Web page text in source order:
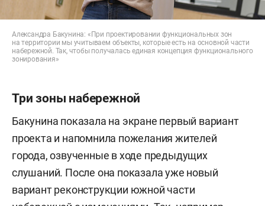
Александра Бакунина: «При проектировании функциональных зон
на территории мы учитываем объекты, которые есть на основной части
набережной. Так, чтобы получалась единая концепция функционального
зонирования»
Три зоны набережной
Бакунина показала на экране первый вариант
проекта и напомнила пожелания жителей
города, озвученные в ходе предыдущих
слушаний. После она показала уже новый
вариант реконструкции южной части